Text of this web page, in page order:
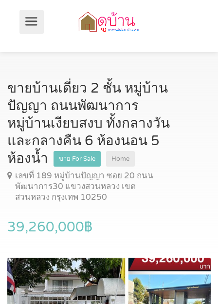
ขายบ้านเดี่ยว 2 ชั้น หมู่บ้าน
ปัญญา ถนนพัฒนาการ
หมู่บ้านเงียบสงบ ทั้งกลางวัน
และกลางคืน 6 ห้องนอน 5
ห้องน้ำ
ขาย For Sale Home
เลขที่ 189 หมู่บ้านปัญญา ซอย 20 ถนน
พัฒนาการ30 แขวงสวนหลวง เขต
สวนหลวง กรุงเทพ 10250
39,260,000฿